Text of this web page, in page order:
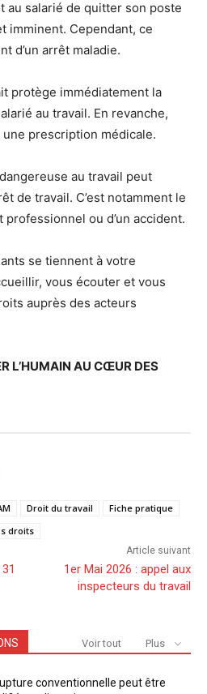
au salarié de quitter son poste
imminent. Cependant, ce
d’un arrêt maladie.
protège immédiatement la
au travail. En revanche,
une prescription médicale.
au travail peut
de travail. C’est notamment le
professionnel ou d’un accident.
se tiennent à votre
vous écouter et vous
auprès des acteurs
L’HUMAIN AU CŒUR DES
Droit du travail
Fiche pratique
droits
Article suivant
1er Mai 2026 : appel aux
inspecteurs du travail
Voir tout Plus
conventionnelle peut être